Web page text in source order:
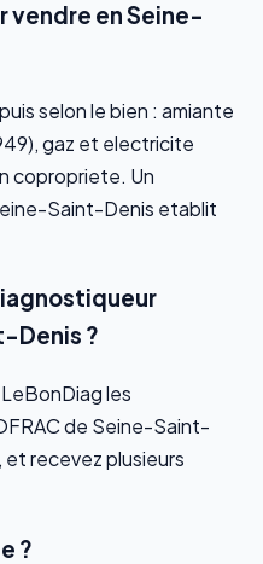
vendre en Seine-
selon le bien : amiante
gaz et electricite
copropriete. Un
Saint-Denis etablit
Denis ?
les
de Seine-Saint-
recevez plusieurs
?